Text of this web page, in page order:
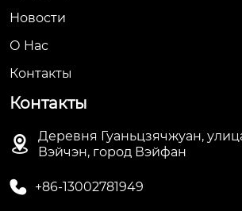
Новости
О Hас
Контакты
Контакты

Деревня Гуаньцзячжуан,
Вэйчэн, город Вэйфан
 +86-13002781949